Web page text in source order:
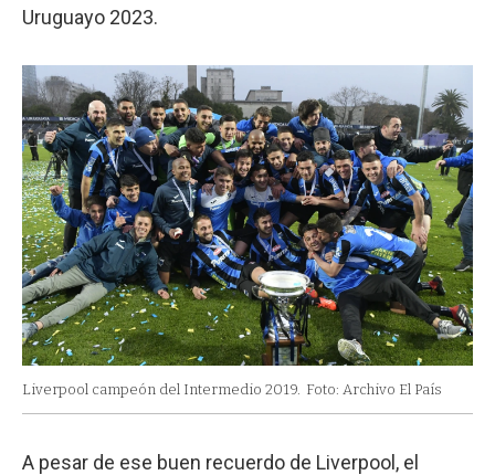
Uruguayo 2023.
Liverpool campeón del Intermedio 2019. Foto: Archivo El País
A pesar de ese buen recuerdo de Liverpool, el